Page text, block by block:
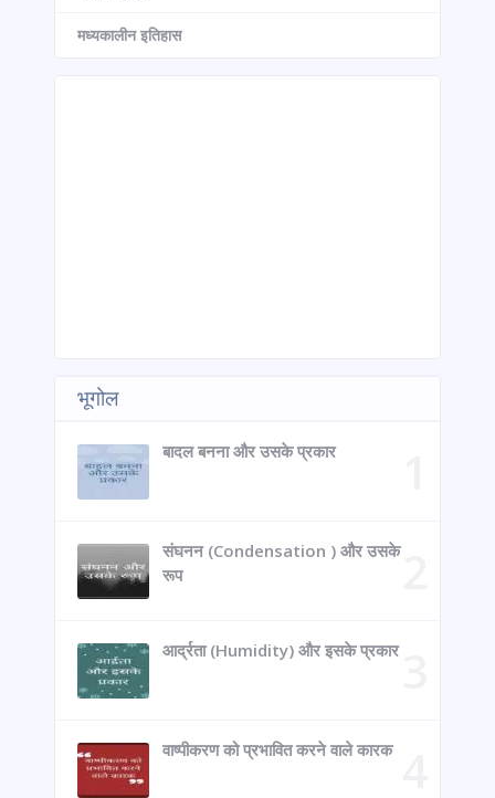
मध्यकालीन इतिहास
भूगोल
बादल बनना और उसके प्रकार
संघनन (Condensation ) और उसके
रूप
आर्द्रता (Humidity) और इसके प्रकार
वाष्पीकरण को प्रभावित करने वाले कारक